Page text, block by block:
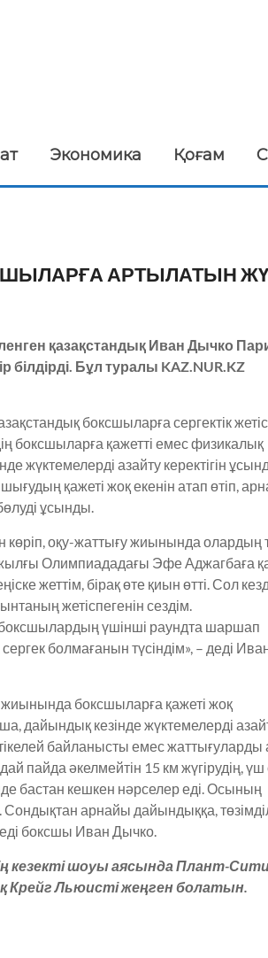
Экономика Қоғам
АРТЫЛАТЫН
қазақстандық Иван Дычко
білдірді. Бұл туралы KAZ.NUR.KZ
боксшыларға сергектік
боксшыларға қажетті емес физикалық
жүктемелерді азайту керектігін
қажеті жоқ екенін атап өтіп,
ұсынды.
көріп, оқу-жаттығу жиынында олардың
Олимпиададағы Эфе Аджагбаға
жеттім, бірақ өте қиын өтті. Сол
жетіспегенін сездім.
үшінші раундта шаршап
болмағанын түсіндім», – деді
боксшыларға қажеті жоқ
дайындық кезінде жүктемелерді
тікелей байланысты емес
пайда әкелмейтін 15 км жүгірудің, үш
бастан кешкен нәрселер еді. Осының
Сондықтан арнайы дайындыққа,
боксшы Иван Дычко.
кезекті шоуы аясында Плант-
Крейг Льюисті жеңген болатын.